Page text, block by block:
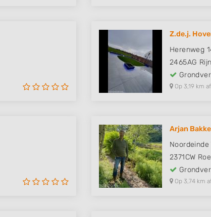
Z.de.j.
Herenweg
2465AG
Op 3,19 km
Arjan
Noordeinde
2371CW
Op 3,74 km